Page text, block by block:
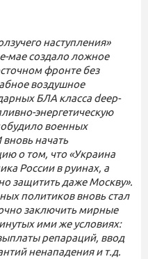
наступления»
мае создало ложное
фронте без
воздушное
БЛА класса deep-
энергетическую
военных
начать
о том, что «Украина
России в руинах, а
защитить даже Москву».
политиков вновь стал
заключить мирные
ими же условиях:
репараций, ввод
ненападения и т.д.